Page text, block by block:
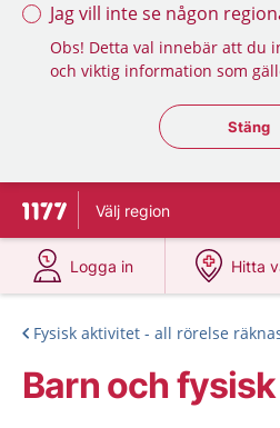
Jag vill inte se någon
Obs! Detta val innebär att du
och viktig information som
Stäng
Stäng
Till startsidan för 1177
Välj region
Logga in
på 1177.se
Hitta
på
Fysisk aktivitet - all rörelse
Barn och